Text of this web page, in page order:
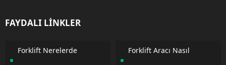
FAYDALI LİNKLER
Forklift Nerelerde Forklift Aracı Nasıl